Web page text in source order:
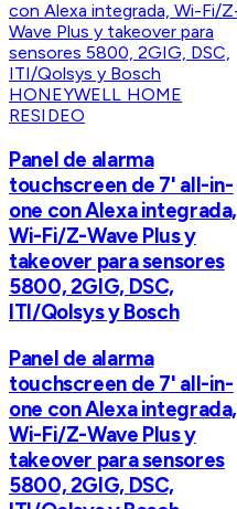
HONEYWELL HOME
RESIDEO
Panel de alarma
touchscreen de 7' all-in-
one con Alexa integrada,
Wi-Fi/Z-Wave Plus y
takeover para sensores
5800, 2GIG, DSC,
ITI/Qolsys y Bosch
Panel de alarma
touchscreen de 7' all-in-
one con Alexa integrada,
Wi-Fi/Z-Wave Plus y
takeover para sensores
5800, 2GIG, DSC,